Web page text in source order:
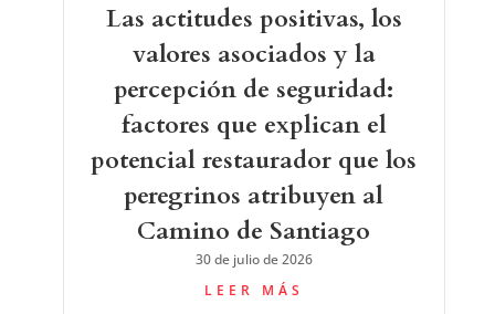
Las actitudes positivas, los
valores asociados y la
percepción de seguridad:
factores que explican el
potencial restaurador que los
peregrinos atribuyen al
Camino de Santiago
30 de julio de 2026
LEER MÁS